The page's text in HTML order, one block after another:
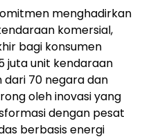
menghadirkan
komersial,
bagi konsumen
juta unit kendaraan
dari 70 negara dan
oleh inovasi yang
dengan pesat
berbasis energi